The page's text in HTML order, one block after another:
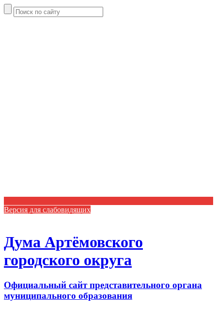
Версия для слабовидящих
Дума Артёмовского
городского округа
Официальный сайт представительного органа
муниципального образования